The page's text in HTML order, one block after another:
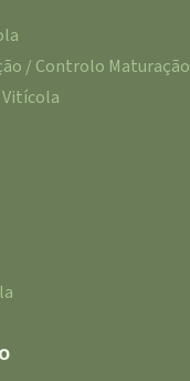
/ Controlo Maturação